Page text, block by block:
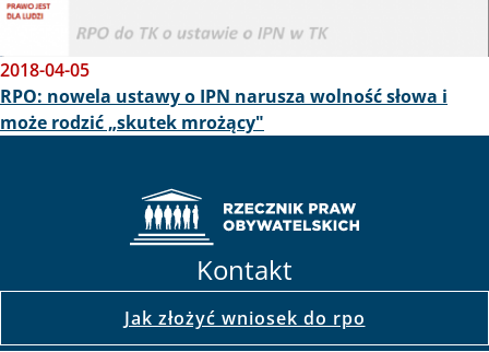
2018-04-05
RPO: nowela ustawy o IPN narusza wolność słowa i
może rodzić „skutek mrożący"
Kontakt
Jak złożyć wniosek do rpo